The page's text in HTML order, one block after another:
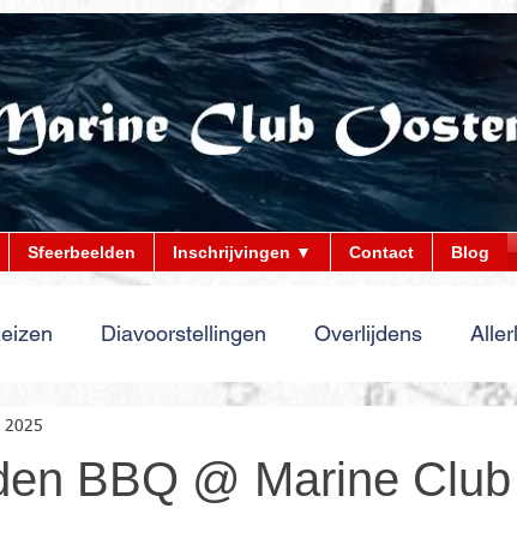
Diavoorstellingen Overlijdens
BBQ @ Marine Club
2025
Sfeerbeelden Inschrijvingen ▼ Contact Blog